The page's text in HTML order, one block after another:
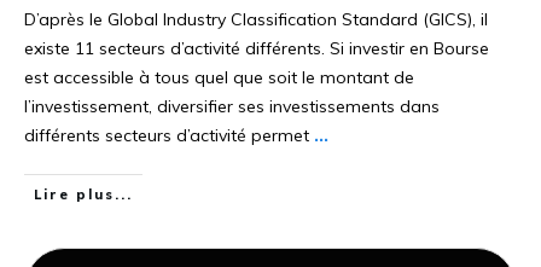
D’après le Global Industry Classification Standard (GICS), il
existe 11 secteurs d’activité différents. Si investir en Bourse
est accessible à tous quel que soit le montant de
l’investissement, diversifier ses investissements dans
différents secteurs d’activité permet ...
Lire plus...